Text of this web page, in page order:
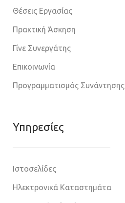
Θέσεις Εργασίας
Πρακτική Άσκηση
Γίνε Συνεργάτης
Επικοινωνία
Προγραμματισμός Συνάντησης
Υπηρεσίες
Ιστοσελίδες
Ηλεκτρονικά Καταστημάτα